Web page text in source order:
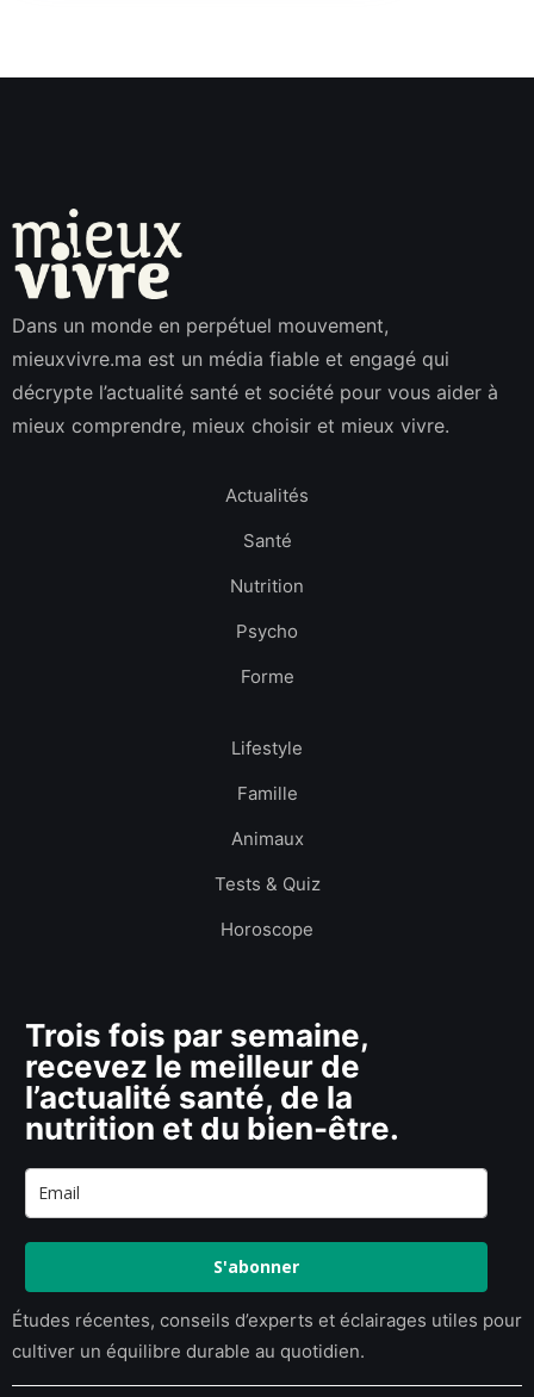
Dans un monde en perpétuel mouvement,
mieuxvivre.ma est un média fiable et engagé qui
décrypte l’actualité santé et société pour vous aider à
mieux comprendre, mieux choisir et mieux vivre.
Actualités
Santé
Nutrition
Psycho
Forme
Lifestyle
Famille
Animaux
Tests & Quiz
Horoscope
Trois fois par semaine,
recevez le meilleur de
l’actualité santé, de la
nutrition et du bien-être.
S'abonner
Études récentes, conseils d’experts et éclairages utiles pour
cultiver un équilibre durable au quotidien.